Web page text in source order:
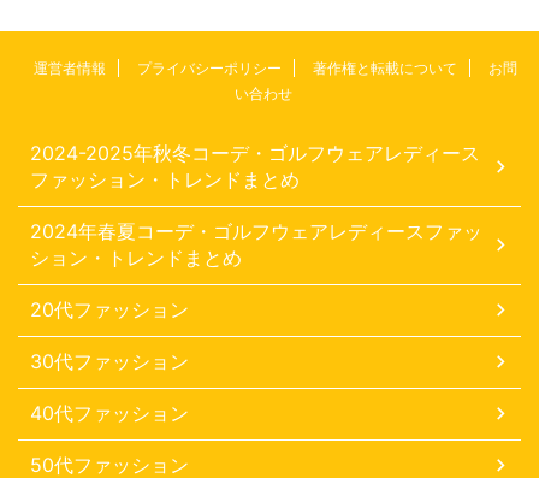
運営者情報 プライバシーポリシー 著作権と転載について
お問
い合わせ
2024-2025年秋冬コーデ・ゴルフウェアレディース
ファッション・トレンドまとめ
2024年春夏コーデ・ゴルフウェアレディースファッ
ション・トレンドまとめ
20代ファッション
30代ファッション
40代ファッション
50代ファッション